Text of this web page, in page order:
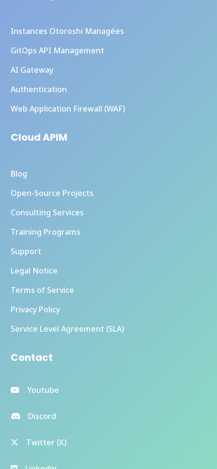
Instances Otoroshi Managées
GitOps API Management
AI Gateway
Authentication
Web Application Firewall (WAF)
Cloud APIM
Blog
Open-Source Projects
Consulting Services
Training Programs
Support
Legal Notice
Terms of Service
Privacy Policy
Service Level Agreement (SLA)
Contact
Youtube
Discord
Twitter (X)